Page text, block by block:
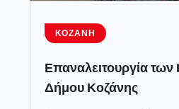
ΚΟΖΆΝΗ
Επαναλειτουργία
Δήμου Κοζάνης